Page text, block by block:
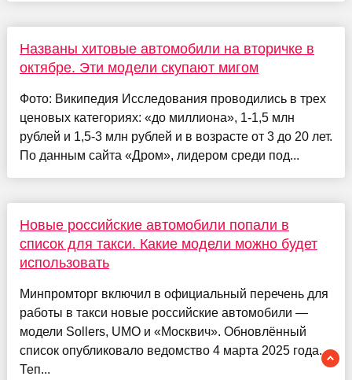
Названы хитовые автомобили на вторичке в
октябре. Эти модели скупают мигом
Фото: Википедия Исследования проводились в трех
ценовых категориях: «до миллиона», 1-1,5 млн
рублей и 1,5-3 млн рублей и в возрасте от 3 до 20 лет.
По данным сайта «Дром», лидером среди под...
Новые российские автомобили попали в
список для такси. Какие модели можно будет
использовать
Минпромторг включил в официальный перечень для
работы в такси новые российские автомобили —
модели Sollers, UMO и «Москвич». Обновлённый
список опубликовало ведомство 4 марта 2025 года.
Теп...